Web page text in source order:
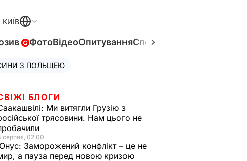
КИЇВ
ФотоВідеоОпитуванняСпецпроєкти
З ПОЛЬЩЕЮ
БЛОГИ
Ми витягли Грузію з
трясовини. Нам цього не
серпня, 02.00
Заморожений конфлікт – це не
а пауза перед новою кризою